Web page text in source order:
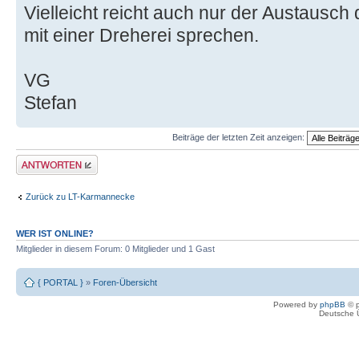
Vielleicht reicht auch nur der Austausch
mit einer Dreherei sprechen.
VG
Stefan
Beiträge der letzten Zeit anzeigen:
Antwort erstellen
Zurück zu LT-Karmannecke
WER IST ONLINE?
Mitglieder in diesem Forum: 0 Mitglieder und 1 Gast
{ PORTAL } » Foren-Übersicht
Powered by phpBB ©
Deutsche